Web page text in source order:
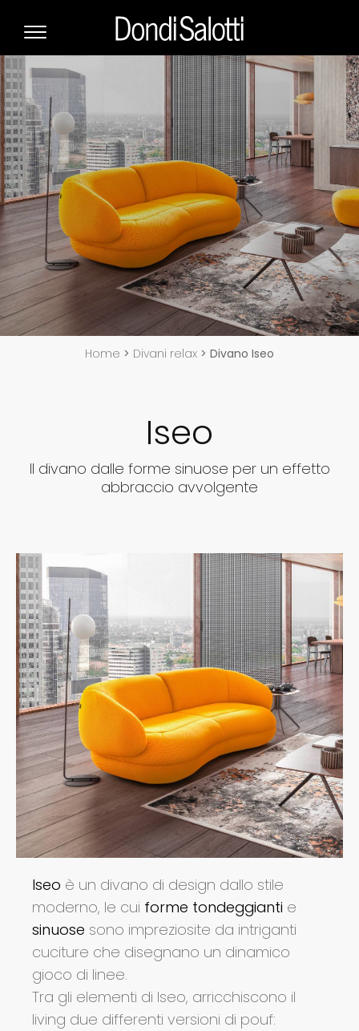
Home > Divani relax > Divano Iseo
Iseo
Il divano dalle forme sinuose per un effetto
abbraccio avvolgente
Iseo è un divano di design dallo stile
moderno, le cui forme tondeggianti e
sinuose sono impreziosite da intriganti
cuciture che disegnano un dinamico
gioco di linee.
Tra gli elementi di Iseo, arricchiscono il
living due differenti versioni di pouf: